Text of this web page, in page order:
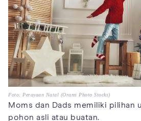
Foto: Perayaan Natal (Orami Photo Stocks)
Moms dan Dads memiliki pilihan
pohon asli atau buatan.